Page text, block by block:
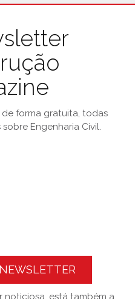
forma gratuita, todas
Engenharia Civil.
noticiosa, está também a